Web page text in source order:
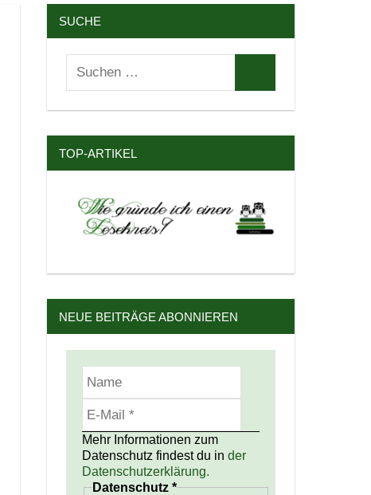
SUCHE
Suchen
nach:
TOP-ARTIKEL
NEUE BEITRÄGE ABONNIEREN
Mehr Informationen zum
Datenschutz findest du in der
Datenschutzerklärung.
Datenschutz *